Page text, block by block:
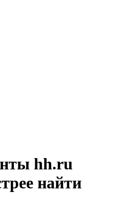
hh.ru
найти